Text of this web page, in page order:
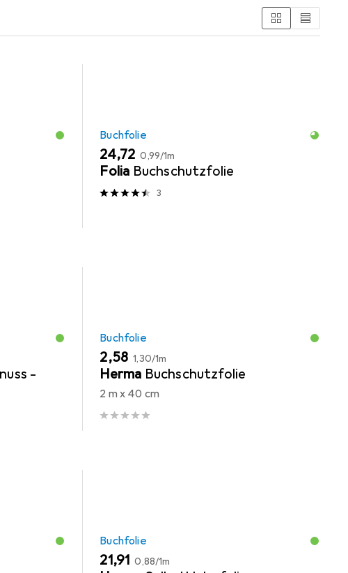
Buchfolie
EUR
24,72 EUR
0,99/1m
Folia Buchschutzfolie
3
-
Buchfolie
EUR
2,58 EUR
1,30/1m
Herma Buchschutzfolie
2 m x 40 cm
Buchfolie
EUR
21,91 EUR
0,88/1m